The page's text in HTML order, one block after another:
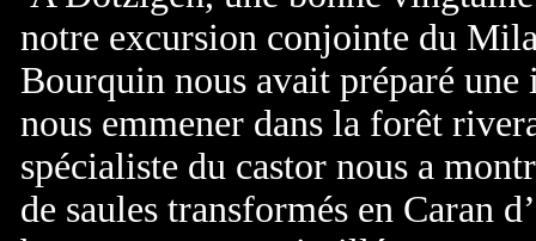
notre excursion conjointe du
Bourquin nous avait préparé
nous emmener dans la forêt
spécialiste du castor nous a
de saules transformés en Caran